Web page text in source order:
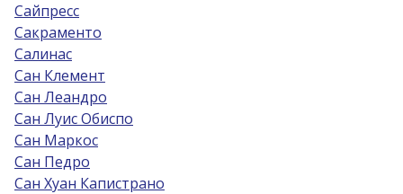
Сайпресс
Сакраменто
Салинас
Сан Клемент
Сан Леандро
Сан Луис Обиспо
Сан Маркос
Сан Педро
Сан Хуан Капистрано